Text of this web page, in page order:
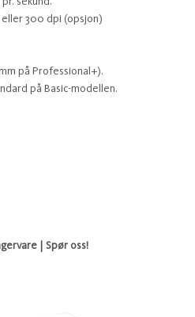
300 dpi (opsjon)
på Professional+).
på Basic-modellen.
| Spør oss!